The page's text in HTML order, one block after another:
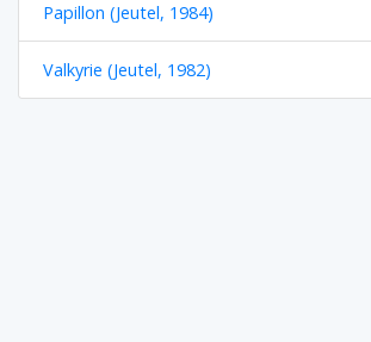
Papillon (Jeutel, 1984)
Valkyrie (Jeutel, 1982)